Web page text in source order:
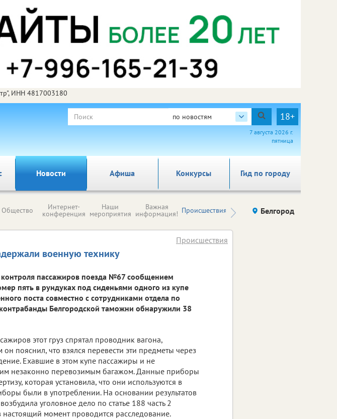
ИНН 4817003180
по новостям 18+
7 августа 2026 г.
пятница
Новости Афиша Гид по городу
Конкурсы
Общество Интернет-
конференция
Наши
мероприятия
Важная
информация! Происшествия Здоровье компаний (на
правах
Белгород
военную технику
Происшествия
пассажиров поезда №67 сообщением
пять в рундуках под сиденьями одного из купе
поста совместно с сотрудниками отдела по
Белгородской таможни обнаружили 38
этот груз спрятал проводник вагона,
пояснил, что взялся перевести эти предметы через
Ехавшие в этом купе пассажиры и не
незаконно перевозимым багажом. Данные приборы
которая установила, что они используются в
были в употреблении. На основании результатов
уголовное дело по статье 188 часть 2
момент проводится расследование.